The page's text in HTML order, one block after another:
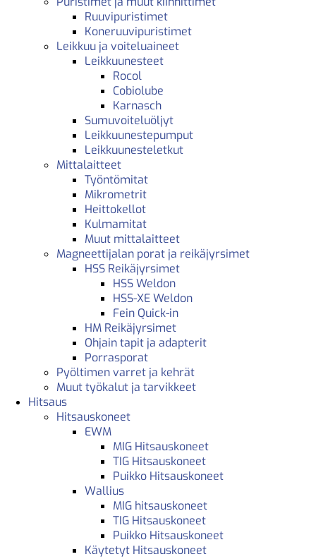
Ruuvipuristimet
Koneruuvipuristimet
Leikkuu ja voiteluaineet
Leikkuunesteet
Rocol
Cobiolube
Karnasch
Sumuvoiteluöljyt
Leikkuunestepumput
Leikkuunesteletkut
Mittalaitteet
Työntömitat
Mikrometrit
Heittokellot
Kulmamitat
Muut mittalaitteet
Magneettijalan porat ja reikäjyrsimet
HSS Reikäjyrsimet
HSS Weldon
HSS-XE Weldon
Fein Quick-in
HM Reikäjyrsimet
Ohjain tapit ja adapterit
Porrasporat
Pyöltimen varret ja kehrät
Muut työkalut ja tarvikkeet
Hitsaus
Hitsauskoneet
EWM
MIG Hitsauskoneet
TIG Hitsauskoneet
Puikko Hitsauskoneet
Wallius
MIG hitsauskoneet
TIG Hitsauskoneet
Puikko Hitsauskoneet
Käytetyt Hitsauskoneet